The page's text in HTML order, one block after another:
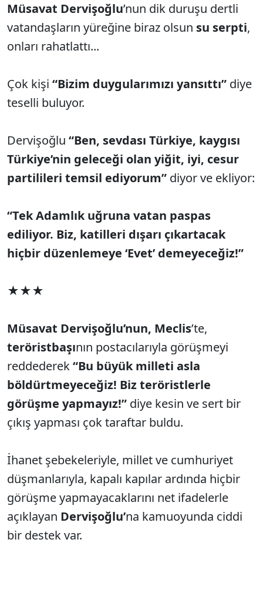
Müsavat Dervişoğlu’nun dik duruşu dertli
vatandaşların yüreğine biraz olsun su serpti,
onları rahatlattı...
Çok kişi “Bizim duygularımızı yansıttı” diye
teselli buluyor.
Dervişoğlu “Ben, sevdası Türkiye, kaygısı
Türkiye’nin geleceği olan yiğit, iyi, cesur
partilileri temsil ediyorum” diyor ve ekliyor:
“Tek Adamlık uğruna vatan paspas
ediliyor. Biz, katilleri dışarı çıkartacak
hiçbir düzenlemeye ‘Evet’ demeyeceğiz!”
★★★
Müsavat Dervişoğlu’nun, Meclis’te,
teröristbaşının postacılarıyla görüşmeyi
reddederek“Bu büyük milleti asla
böldürtmeyeceğiz! Biz teröristlerle
görüşme yapmayız!” diye kesin ve sert bir
çıkış yapması çok taraftar buldu.
İhanet şebekeleriyle, millet ve cumhuriyet
düşmanlarıyla, kapalı kapılar ardında hiçbir
görüşme yapmayacaklarını net ifadelerle
açıklayan Dervişoğlu’na kamuoyunda ciddi
bir destek var.